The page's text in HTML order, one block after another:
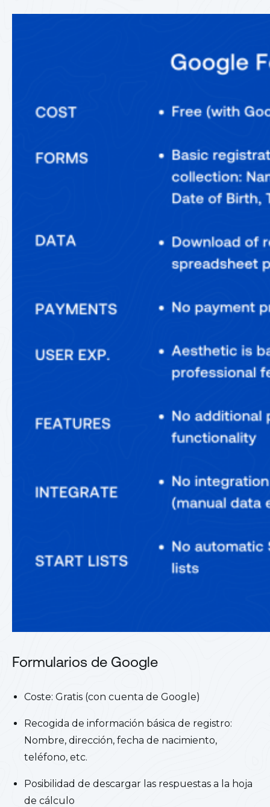
Formularios de Google
Coste: Gratis (con cuenta de Google)
Recogida de información básica de registro:
Nombre, dirección, fecha de nacimiento,
teléfono, etc.
Posibilidad de descargar las respuestas a la hoja
de cálculo